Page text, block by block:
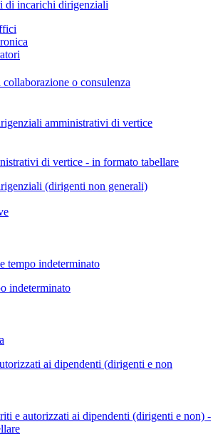
di incarichi dirigenziali
o consulenza
amministrativi di vertice
di vertice - in formato tabellare
(dirigenti non generali)
tempo indeterminato
indeterminato
ai dipendenti (dirigenti e non
e autorizzati ai dipendenti (dirigenti e non) -